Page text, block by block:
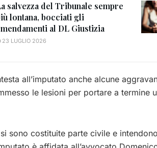
salvezza del Tribunale sempre
lontana, bocciati gli
al DL Giustizia
23 LUGLIO 2026
all’imputato anche alcune
le lesioni per portare a
sono costituite parte civile e